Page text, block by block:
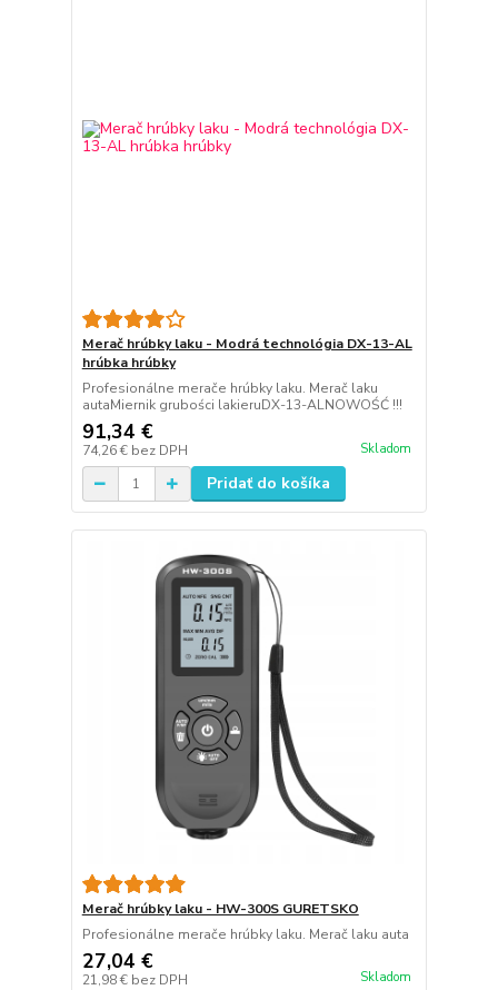
Merač hrúbky laku - Modrá technológia DX-13-AL
hrúbka hrúbky
Profesionálne merače hrúbky laku. Merač laku
autaMiernik grubości lakieruDX-13-ALNOWOŚĆ !!!
91,34 €
74,26 € bez DPH Skladom
Pridať do košíka
Merač hrúbky laku - HW-300S GURETSKO
Profesionálne merače hrúbky laku. Merač laku auta
27,04 €
21,98 € bez DPH Skladom